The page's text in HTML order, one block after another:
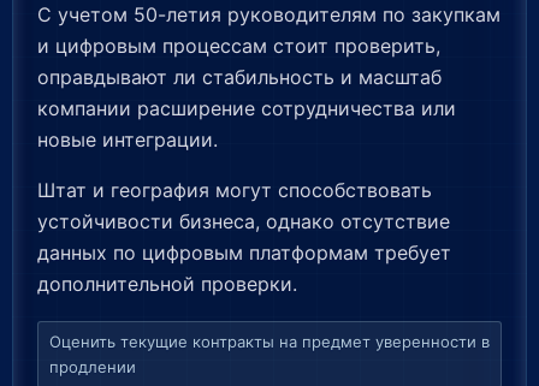
С учетом 50-летия руководителям по закупкам
и цифровым процессам стоит проверить,
оправдывают ли стабильность и масштаб
компании расширение сотрудничества или
новые интеграции.
Штат и география могут способствовать
устойчивости бизнеса, однако отсутствие
данных по цифровым платформам требует
дополнительной проверки.
Оценить текущие контракты на предмет уверенности в
продлении